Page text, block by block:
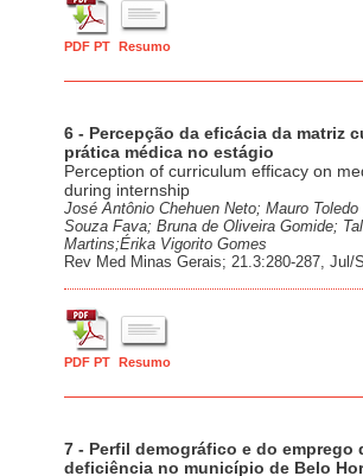
PDF PT Resumo
6 - Percepção da eficácia da matriz
prática médica no estágio
Perception of curriculum efficacy on
during internship
José Antônio Chehuen Neto; Mauro
Souza Fava; Bruna de Oliveira Gomide;
Martins;Érika Vigorito Gomes
Rev Med Minas Gerais; 21.3:280-287, Jul/
PDF PT Resumo
7 - Perfil demográfico e do emprego
deficiência no município de Belo